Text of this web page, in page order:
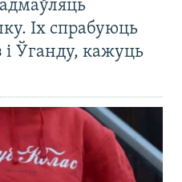
Іх спрабуюць
і Ўганду, кажуць